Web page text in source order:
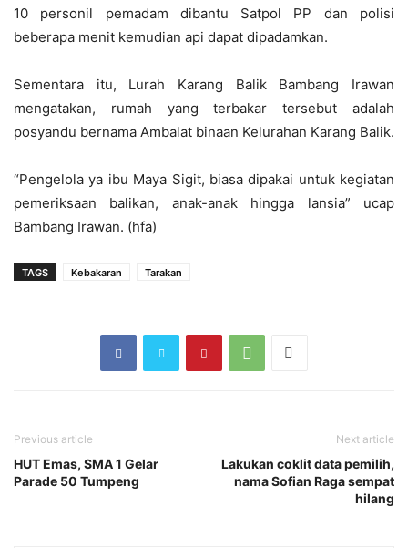
10 personil pemadam dibantu Satpol PP dan polisi
beberapa menit kemudian api dapat dipadamkan.
Sementara itu, Lurah Karang Balik Bambang Irawan
mengatakan, rumah yang terbakar tersebut adalah
posyandu bernama Ambalat binaan Kelurahan Karang Balik.
“Pengelola ya ibu Maya Sigit, biasa dipakai untuk kegiatan
pemeriksaan balikan, anak-anak hingga lansia” ucap
Bambang Irawan. (hfa)
TAGS Kebakaran Tarakan
Previous article
HUT Emas, SMA 1 Gelar
Parade 50 Tumpeng
Next article
Lakukan coklit data pemilih,
nama Sofian Raga sempat
hilang